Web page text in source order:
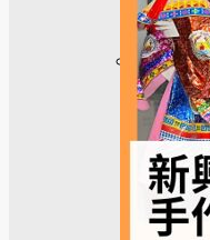
榜
獎
助
學
金